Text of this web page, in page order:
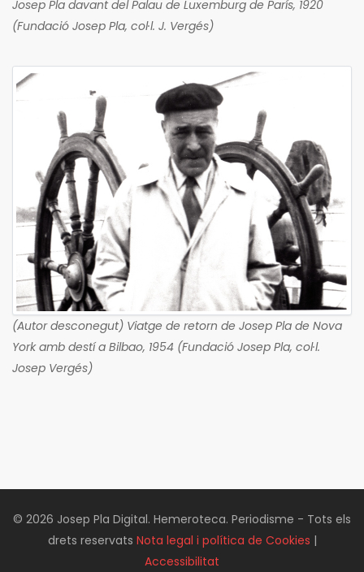
Josep Pla davant del Palau de Luxemburg de París, 1920
(Fundació Josep Pla, col·l. J. Vergés)
(Autor desconegut) Viatge de retorn de Josep Pla de Nova
York amb destí a Bilbao, 1954 (Fundació Josep Pla, col·l.
Josep Vergés)
© 2026 Josep Pla Digital. Hemeroteca. Periodisme - Tots els
drets reservats Nota legal i política de Cookies |
Accessibilitat